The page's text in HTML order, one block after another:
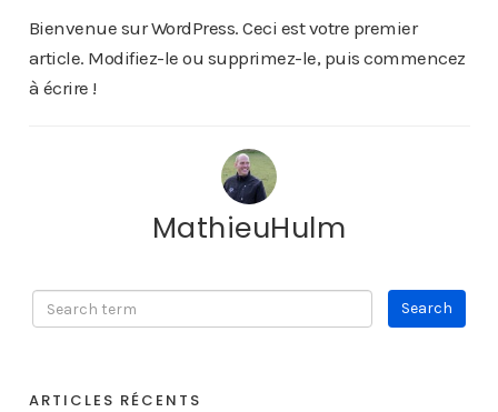
Bienvenue sur WordPress. Ceci est votre premier
article. Modifiez-le ou supprimez-le, puis commencez
à écrire !
MathieuHulm
ARTICLES RÉCENTS